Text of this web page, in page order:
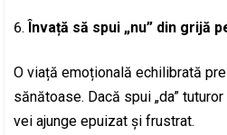
Învață să spui „nu” din grijă
O viață emoțională echilibrată
sănătoase. Dacă spui „da”
vei ajunge epuizat și frustrat.